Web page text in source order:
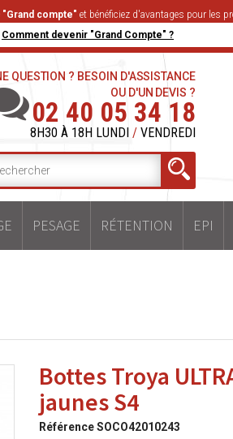
"Grand compte" et bénéficiez d'avantages pour les
Comment devenir "Grand Compte" ?
QUESTION ? BESOIN D'ASSISTANCE
OU D'UN DEVIS ?
02 40 05 34 18
8H30 À 18H LUNDI / VENDREDI
PESAGE RÉTENTION EPI
Bottes Troya
jaunes S4
RéférenceSOCO42010243